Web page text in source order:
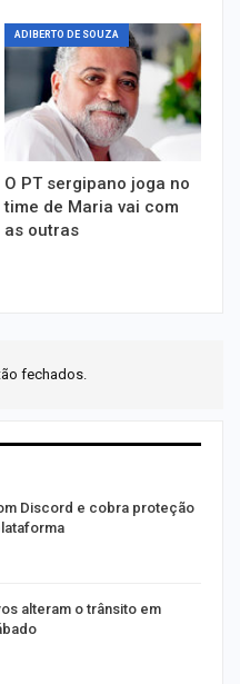
ADIBERTO DE SOUZA
O PT sergipano joga no
time de Maria vai com
as outras
fechados.
Discord e cobra proteção
alteram o trânsito em